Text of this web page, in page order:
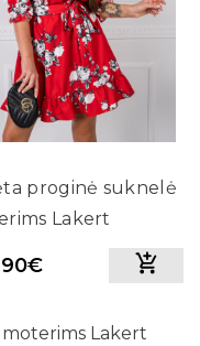
proginė suknelė
Lakert
Lakert